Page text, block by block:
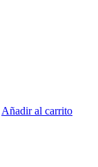
Añadir al carrito